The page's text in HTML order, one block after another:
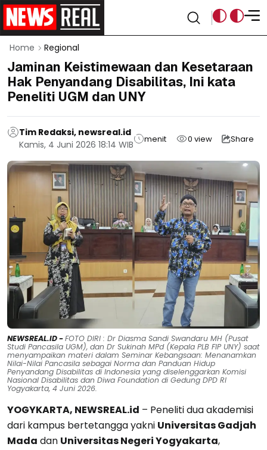
Home Regional
Jaminan Keistimewaan dan Kesetaraan
Hak Penyandang Disabilitas, Ini kata
Peneliti UGM dan UNY
Tim Redaksi, newsreal.id
Kamis, 4 Juni 2026 18:14 WIB
menit 0 view Share
NEWSREAL.ID -FOTO DIRI : Dr Diasma Sandi Swandaru MH (Pusat
Studi Pancasila UGM), dan Dr Sukinah MPd (Kepala PLB FIP UNY) saat
menyampaikan materi dalam Seminar Kebangsaan: Menanamkan
Nilai-Nilai Pancasila sebagai Norma dan Panduan Hidup
Penyandang Disabilitas di Indonesia yang diselenggarkan Komisi
Nasional Disabilitas dan Diwa Foundation di Gedung DPD RI
Yogyakarta, 4 Juni 2026.
YOGYKARTA, NEWSREAL.id – Peneliti dua akademisi
dari kampus bertetangga yakni Universitas Gadjah
Mada dan Universitas Negeri Yogyakarta,